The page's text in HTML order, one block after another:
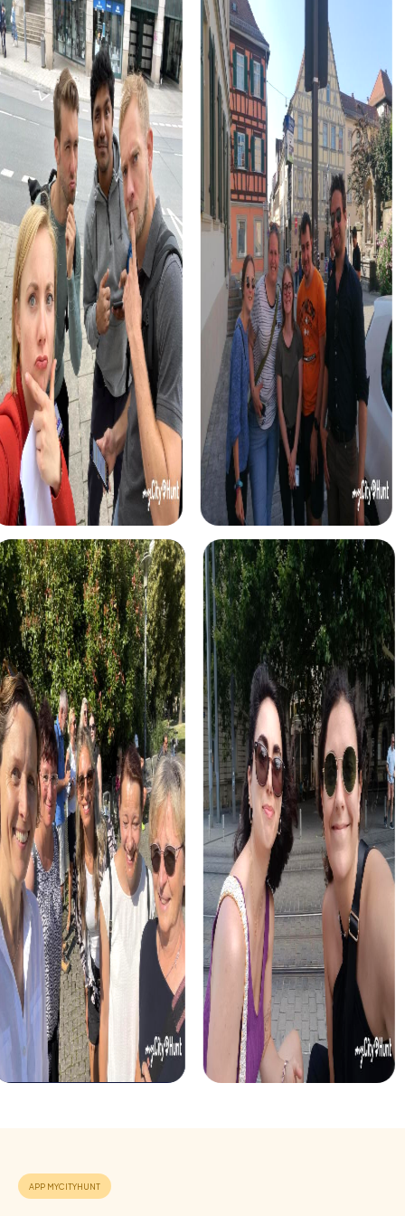
di Genova. Durante un evento di team building, potete
esplorare gli edifici sontuosi e lavorare insieme su enigmi
emozionanti.
L'Acquario di Genova, uno dei più grandi d'Europa, è
un'altra attrazione che potete scoprire durante un evento
di team building myCityHunt. Vivete il mondo sottomarino
affascinante e affrontate le sfide che vi aspettano qui
come squadra.
La Villa del Principe, un capolavoro del Rinascimento, offre
uno sfondo impressionante per il vostro evento di team a
Genova. Qui potete ammirare i giardini sontuosi e gli
affreschi artistici e crescere come squadra.
Tour myCityHunt a Genova
Con myCityHunt, potete scegliere tra diversi tour che
offrono esperienze indimenticabili al vostro team.
L'Escape Game a Genova vi trasporta in un mondo pieno
di enigmi e misteri che dovete risolvere come squadra
per salvare la città.
La Passeggiata con delitto a Genova mette alla prova le
vostre abilità investigative mentre risolvete insieme un
caso misterioso ed esplorate la città in modo interattivo.
La Caccia al tesoro a Genova vi offre l'opportunità di
scoprire la città in modo avventuroso e lavorare insieme
come squadra per trovare il tesoro nascosto.
L'Avventura natalizia a Genova vi porta nello spirito festivo
mentre esplorate la città decorata per Natale e lavorate
insieme su sfide emozionanti.
Vantaggi di un team building a Genova
Un team building a Genova con myCityHunt offre numerosi
Energia positiva e spirito di squadra